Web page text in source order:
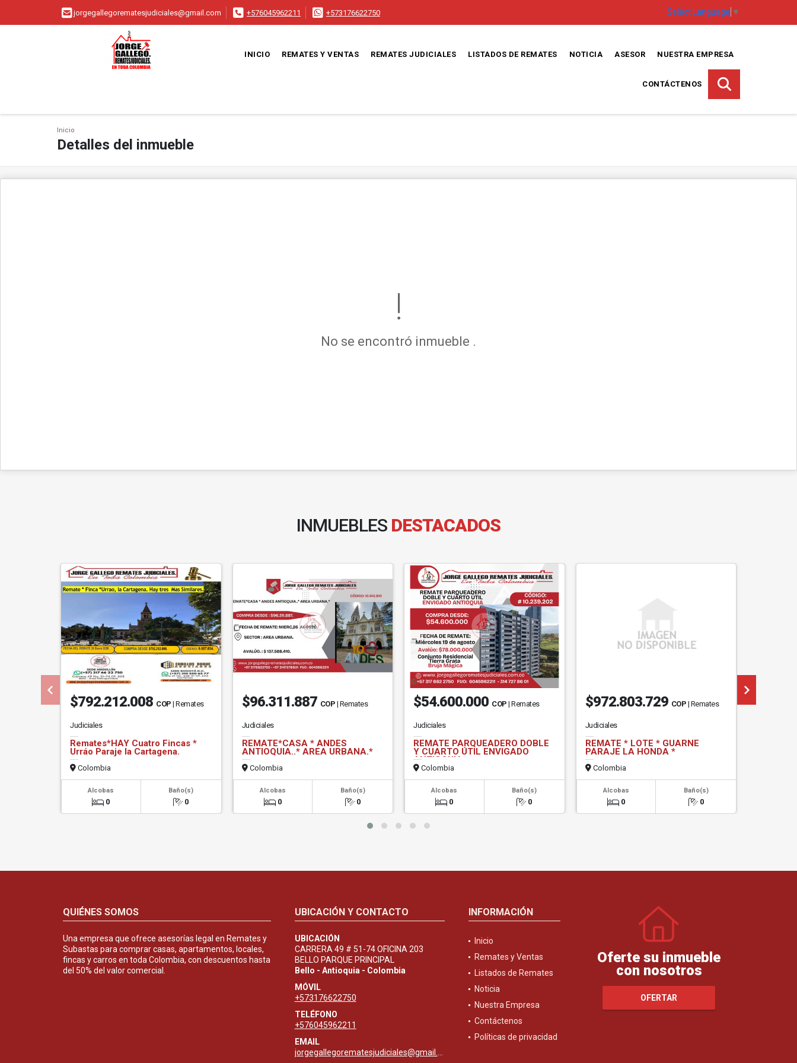
jorgegallegorematesjudiciales@gmail.com +576045962211 +573176622750 Select Language ▼
INICIO REMATES Y VENTAS REMATES JUDICIALES LISTADOS DE REMATES NOTICIA ASESOR NUESTRA EMPRESA
CONTÁCTENOS
Inicio
Detalles del inmueble
No se encontró inmueble .
INMUEBLES DESTACADOS
$792.212.008 COP | Remates
Judiciales
Remates*HAY Cuatro Fincas *
Urráo Paraje la Cartagena.
Colombia
Alcobas
0
Baño(s)
0
$96.311.887 COP | Remates
Judiciales
REMATE*CASA * ANDES
ANTIOQUIA..* AREA URBANA.*
Colombia
Alcobas
0
Baño(s)
0
$54.600.000 COP | Remates
Judiciales
REMATE PARQUEADERO DOBLE
Y CUARTO ÚTIL ENVIGADO
ANTIOQUIA
Colombia
Alcobas
0
Baño(s)
0
$972.803.729 COP | Remates
Judiciales
REMATE * LOTE * GUARNE
PARAJE LA HONDA *
Colombia
Alcobas
0
Baño(s)
0
QUIÉNES SOMOS
Una empresa que ofrece asesorías legal en Remates y
Subastas para comprar casas, apartamentos, locales,
fincas y carros en toda Colombia, con descuentos hasta
del 50% del valor comercial.
UBICACIÓN Y CONTACTO
UBICACIÓN
CARRERA 49 # 51-74 OFICINA 203
BELLO PARQUE PRINCIPAL
Bello - Antioquia - Colombia
MÓVIL
+573176622750
TELÉFONO
+576045962211
EMAIL
jorgegallegorematesjudiciales@gmail.com
INFORMACIÓN
Inicio
Remates y Ventas
Listados de Remates
Noticia
Nuestra Empresa
Contáctenos
Políticas de privacidad
Oferte su inmueble
con nosotros
OFERTAR